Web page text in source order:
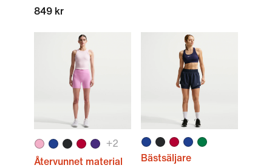
849 kr
+2
Återvunnet material
Bästsäljare